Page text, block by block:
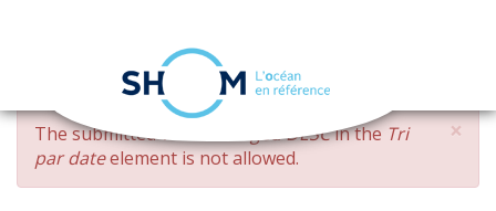
Skip
main
content
navigation
×
ERROR
MESSAGE
The submitted value changed DESCin the Tri
par dateelement is not allowed.